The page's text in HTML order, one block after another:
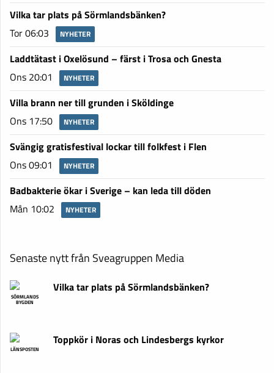
Vilka tar plats på Sörmlandsbänken?
Tor 06:03
NYHETER
Laddtätast i Oxelösund – färst i Trosa och Gnesta
Ons 20:01
NYHETER
Villa brann ner till grunden i Sköldinge
Ons 17:50
NYHETER
Svängig gratisfestival lockar till folkfest i Flen
Ons 09:01
NYHETER
Badbakterie ökar i Sverige – kan leda till döden
Mån 10:02
NYHETER
Senaste nytt från Sveagruppen Media
SÖRMLANDS
BYGDEN
Vilka tar plats på Sörmlandsbänken?
LÄNSPOSTEN
Toppkör i Noras och Lindesbergs kyrkor